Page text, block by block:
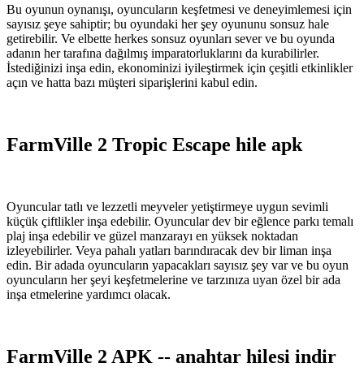
Bu oyunun oynanışı, oyuncuların keşfetmesi ve deneyimlemesi için
sayısız şeye sahiptir; bu oyundaki her şey oyununu sonsuz hale
getirebilir. Ve elbette herkes sonsuz oyunları sever ve bu oyunda
adanın her tarafına dağılmış imparatorluklarını da kurabilirler.
İstediğinizi inşa edin, ekonominizi iyileştirmek için çeşitli etkinlikler
açın ve hatta bazı müşteri siparişlerini kabul edin.
FarmVille 2 Tropic Escape hile apk
Oyuncular tatlı ve lezzetli meyveler yetiştirmeye uygun sevimli
küçük çiftlikler inşa edebilir. Oyuncular dev bir eğlence parkı temalı
plaj inşa edebilir ve güzel manzarayı en yüksek noktadan
izleyebilirler. Veya pahalı yatları barındıracak dev bir liman inşa
edin. Bir adada oyuncuların yapacakları sayısız şey var ve bu oyun
oyuncuların her şeyi keşfetmelerine ve tarzınıza uyan özel bir ada
inşa etmelerine yardımcı olacak.
FarmVille 2 APK -- anahtar hilesi indir